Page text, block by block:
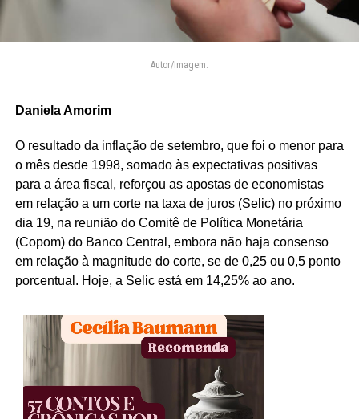
Autor/Imagem:
Daniela Amorim
O resultado da inflação de setembro, que foi o menor para
o mês desde 1998, somado às expectativas positivas
para a área fiscal, reforçou as apostas de economistas
em relação a um corte na taxa de juros (Selic) no próximo
dia 19, na reunião do Comitê de Política Monetária
(Copom) do Banco Central, embora não haja consenso
em relação à magnitude do corte, se de 0,25 ou 0,5 ponto
porcentual. Hoje, a Selic está em 14,25% ao ano.